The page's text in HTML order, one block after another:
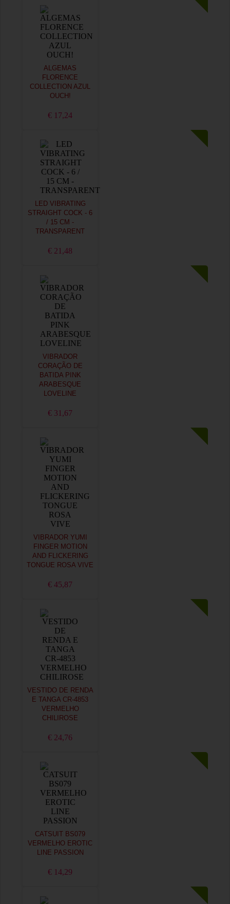
ALGEMAS
FLORENCE
COLLECTION AZUL
OUCH!
€ 17,24
LED VIBRATING
STRAIGHT COCK - 6
/ 15 CM -
TRANSPARENT
€ 21,48
VIBRADOR
CORAÇÃO DE
BATIDA PINK
ARABESQUE
LOVELINE
€ 31,67
VIBRADOR YUMI
FINGER MOTION
AND FLICKERING
TONGUE ROSA VIVE
€ 45,87
VESTIDO DE RENDA
E TANGA CR-4853
VERMELHO
CHILIROSE
€ 24,76
CATSUIT BS079
VERMELHO EROTIC
LINE PASSION
€ 14,29